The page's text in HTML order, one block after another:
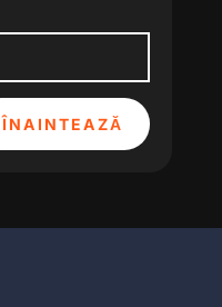
ÎNAINTEAZĂ